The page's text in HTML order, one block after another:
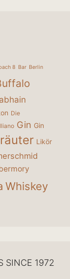
8 Bar Berlin
Die
Gin Gin
Likör
Whiskey
SINCE 1972